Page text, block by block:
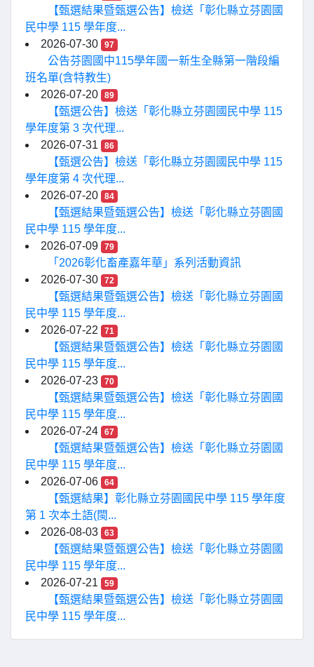
【甄選結果暨甄選公告】檢送「彰化縣立芬園國
民中學 115 學年度...
2026-07-30
97
公告芬園國中115學年國一新生全縣第一階段編
班名單(含特教生)
2026-07-20
89
【甄選公告】檢送「彰化縣立芬園國民中學 115
學年度第 3 次代理...
2026-07-31
86
【甄選公告】檢送「彰化縣立芬園國民中學 115
學年度第 4 次代理...
2026-07-20
84
【甄選結果暨甄選公告】檢送「彰化縣立芬園國
民中學 115 學年度...
2026-07-09
79
「2026彰化畜產嘉年華」系列活動資訊
2026-07-30
72
【甄選結果暨甄選公告】檢送「彰化縣立芬園國
民中學 115 學年度...
2026-07-22
71
【甄選結果暨甄選公告】檢送「彰化縣立芬園國
民中學 115 學年度...
2026-07-23
70
【甄選結果暨甄選公告】檢送「彰化縣立芬園國
民中學 115 學年度...
2026-07-24
67
【甄選結果暨甄選公告】檢送「彰化縣立芬園國
民中學 115 學年度...
2026-07-06
64
【甄選結果】彰化縣立芬園國民中學 115 學年度
第 1 次本土語(閩...
2026-08-03
63
【甄選結果暨甄選公告】檢送「彰化縣立芬園國
民中學 115 學年度...
2026-07-21
59
【甄選結果暨甄選公告】檢送「彰化縣立芬園國
民中學 115 學年度...